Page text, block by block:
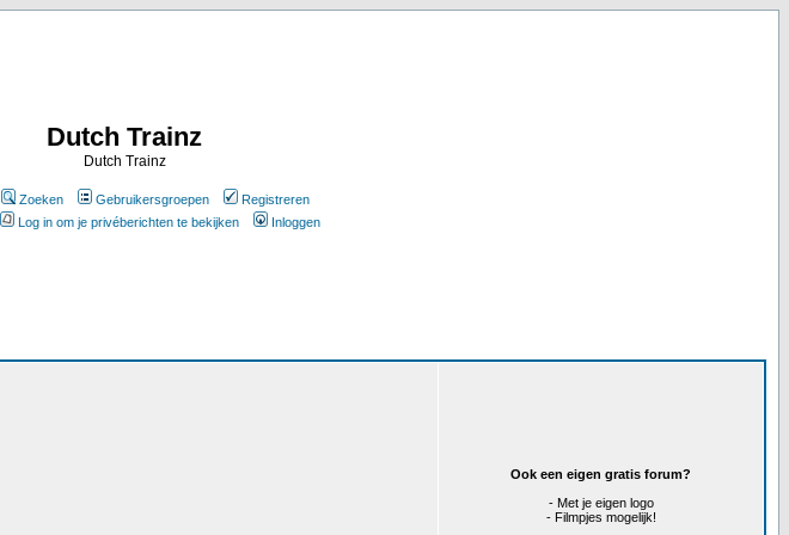
Dutch Trainz
Dutch Trainz
Zoeken Gebruikersgroepen
Registreren
Log in om je privéberichten te bekijken Inloggen
Ook een eigen gratis forum?
- Met je eigen logo
- Filmpjes mogelijk!